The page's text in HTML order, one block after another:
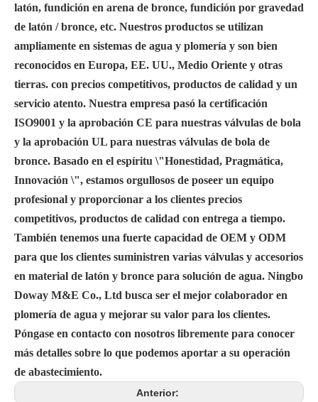
latón, fundición en arena de bronce, fundición por gravedad
de latón / bronce, etc. Nuestros productos se utilizan
ampliamente en sistemas de agua y plomería y son bien
reconocidos en Europa, EE. UU., Medio Oriente y otras
tierras. con precios competitivos, productos de calidad y un
servicio atento. Nuestra empresa pasó la certificación
ISO9001 y la aprobación CE para nuestras válvulas de bola
y la aprobación UL para nuestras válvulas de bola de
bronce. Basado en el espíritu \"Honestidad, Pragmática,
Innovación \", estamos orgullosos de poseer un equipo
profesional y proporcionar a los clientes precios
competitivos, productos de calidad con entrega a tiempo.
También tenemos una fuerte capacidad de OEM y ODM
para que los clientes suministren varias válvulas y accesorios
en material de latón y bronce para solución de agua. Ningbo
Doway M&E Co., Ltd busca ser el mejor colaborador en
plomería de agua y mejorar su valor para los clientes.
Póngase en contacto con nosotros libremente para conocer
más detalles sobre lo que podemos aportar a su operación
de abastecimiento.
Anterior: